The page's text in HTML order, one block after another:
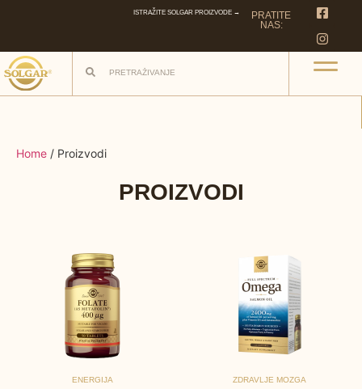
ISTRAŽITE SOLGAR PROIZVODE →
PRATITE
NAS:
Home / Proizvodi
PROIZVODI
ENERGIJA ZDRAVLJE MOZGA